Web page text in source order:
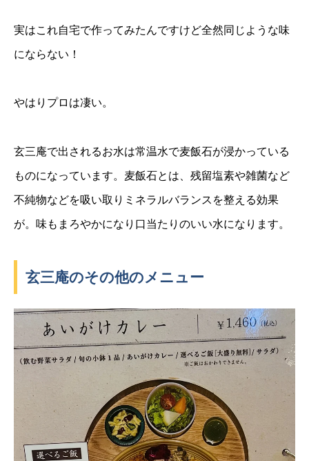
実はこれ自宅で作ってみたんですけど全然同じような味
にならない！
やはりプロは凄い。
玄三庵で出されるお水は常温水で麦飯石が浸かっている
ものになっています。麦飯石とは、残留塩素や雑菌など
不純物などを吸い取りミネラルバランスを整える効果
が。味もまろやかになり口当たりのいい水になります。
玄三庵のその他のメニュー